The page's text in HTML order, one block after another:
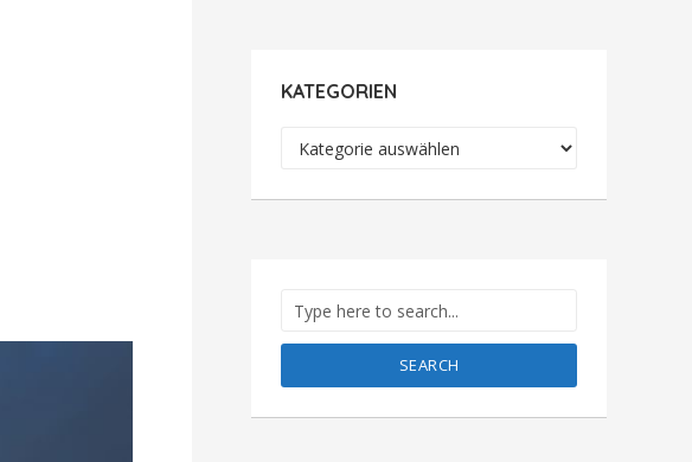
KATEGORIEN
SEARCH